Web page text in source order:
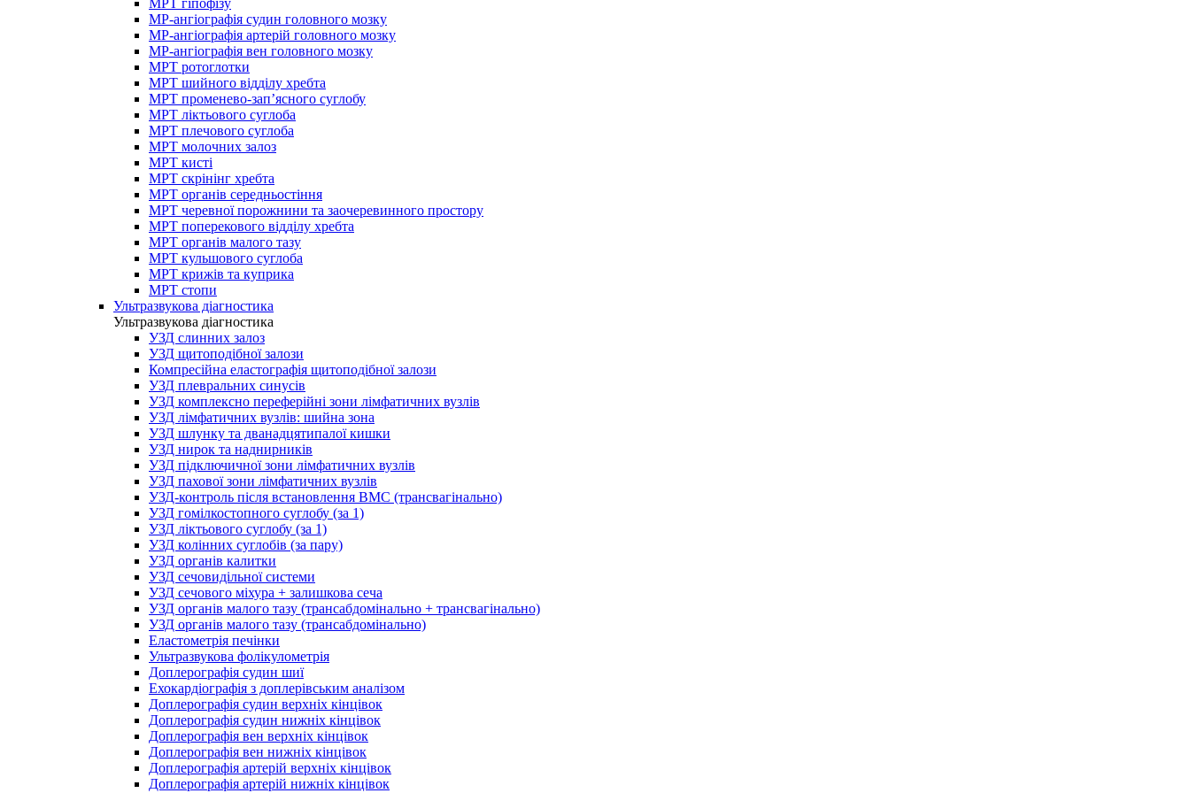
МРТ гіпофізу
МР-ангіографія судин головного мозку
МР-ангіографія артерій головного мозку
МР-ангіографія вен головного мозку
МРТ ротоглотки
МРТ шийного відділу хребта
МРТ променево-зап’ясного суглобу
МРТ ліктьового суглоба
МРТ плечового суглоба
МРТ молочних залоз
МРТ кисті
МРТ скрінінг хребта
МРТ органів середньостіння
МРТ черевної порожнини та заочеревинного простору
МРТ поперекового відділу хребта
МРТ органів малого тазу
МРТ кульшового суглоба
МРТ крижів та куприка
МРТ стопи
Ультразвукова діагностика
Ультразвукова діагностика
УЗД слинних залоз
УЗД щитоподібної залози
Компресійна еластографія щитоподібної залози
УЗД плевральних синусів
УЗД комплексно переферійні зони лімфатичних вузлів
УЗД лімфатичних вузлів: шийна зона
УЗД шлунку та дванадцятипалої кишки
УЗД нирок та наднирників
УЗД підключичної зони лімфатичних вузлів
УЗД пахової зони лімфатичних вузлів
УЗД-контроль після встановлення ВМС (трансвагінально)
УЗД гомілкостопного суглобу (за 1)
УЗД ліктьового суглобу (за 1)
УЗД колінних суглобів (за пару)
УЗД органів калитки
УЗД сечовидільної системи
УЗД сечового міхура + залишкова сеча
УЗД органів малого тазу (трансабдомінально + трансвагінально)
УЗД органів малого тазу (трансабдомінально)
Еластометрія печінки
Ультразвукова фолікулометрія
Доплерографія судин шиї
Ехокардіографія з доплерівським аналізом
Доплерографія судин верхніх кінцівок
Доплерографія судин нижніх кінцівок
Доплерографія вен верхніх кінцівок
Доплерографія вен нижніх кінцівок
Доплерографія артерій верхніх кінцівок
Доплерографія артерій нижніх кінцівок